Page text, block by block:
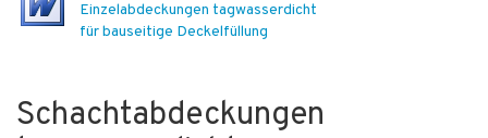
Einzelabdeckungen tagwasserdicht
für bauseitige Deckelfüllung
Schachtabdeckungen